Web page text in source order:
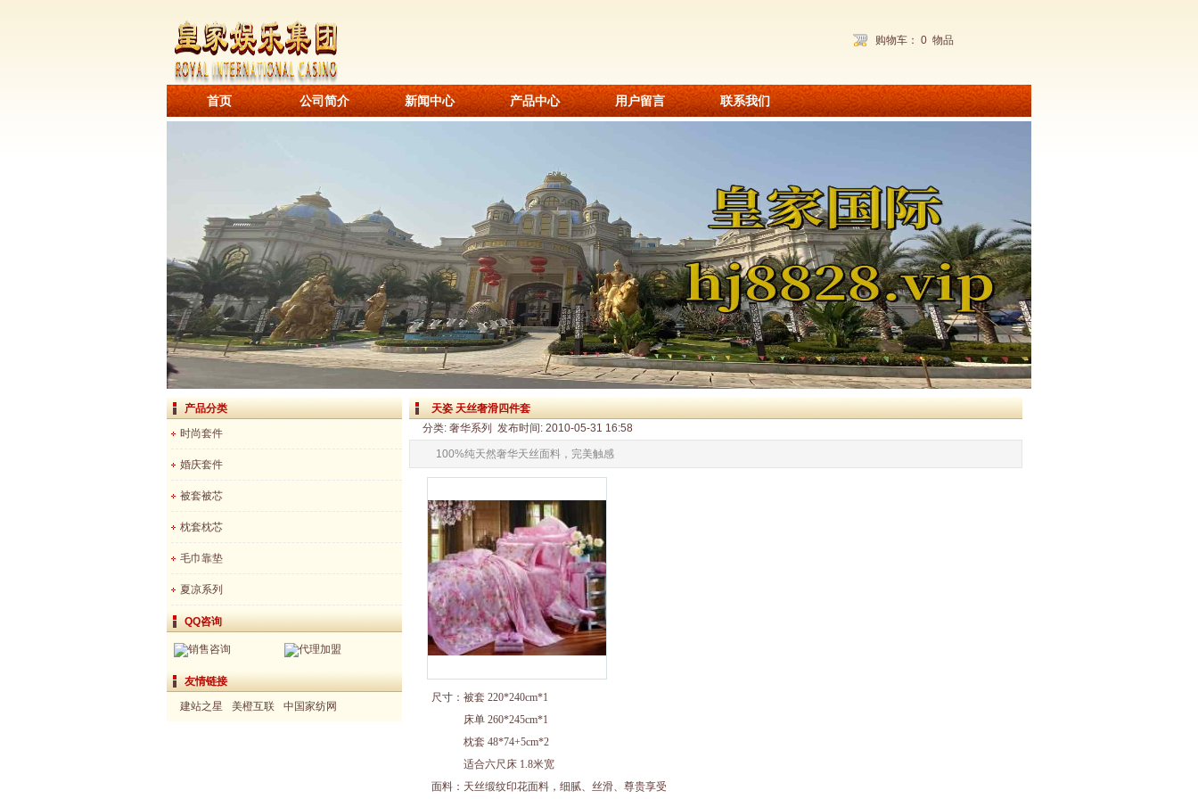
购物车： 0 物品
首页 公司简介 新闻中心 产品中心 用户留言 联系我们
产品分类
时尚套件
婚庆套件
被套被芯
枕套枕芯
毛巾靠垫
夏凉系列
QQ咨询
销售咨询 代理加盟
友情链接
建站之星
美橙互联 中国家纺网
天姿 天丝奢滑四件套
分类: 奢华系列 发布时间: 2010-05-31 16:58
100%纯天然奢华天丝面料，完美触感
尺寸：被套 220*240cm*1
床单 260*245cm*1
枕套 48*74+5cm*2
适合六尺床 1.8米宽
面料： 天丝缎纹印花面料，细腻、丝滑、尊贵享受